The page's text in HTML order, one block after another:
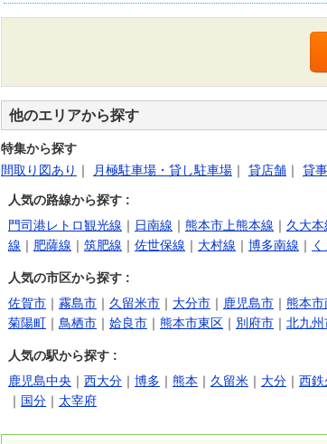
他のエリアから探す
特集から探す
間取り図あり ｜ 月極駐車場・貸し駐車場 ｜ 貸店舗 ｜ 貸
人気の路線から探す :
門司港レトロ観光線 ｜ 日南線 ｜ 熊本市上熊本線 ｜ 久大本
線 ｜ 肥薩線 ｜ 筑肥線 ｜ 佐世保線 ｜ 大村線 ｜ 博多南線 ｜
人気の市区から探す :
佐賀市 ｜ 霧島市 ｜ 久留米市 ｜ 大分市 ｜ 鹿児島市 ｜ 熊本市
菊陽町 ｜ 鳥栖市 ｜ 姶良市 ｜ 熊本市東区 ｜ 別府市 ｜ 北九
人気の駅から探す :
鹿児島中央 ｜ 西大分 ｜ 博多 ｜ 熊本 ｜ 久留米 ｜ 大分 ｜ 西鉄
｜ 国分 ｜ 太宰府